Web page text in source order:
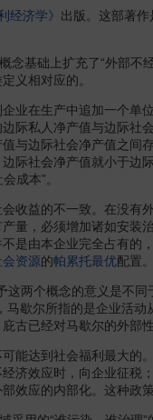
经济学》 出版。这部著
基础上扩充了“外部不
义相对应的。
在生产中追加一个单
际私人净产值与边际社
与边际社会净产值之间
际社会净产值就小于边
成本”。
收益的不一致。在没有
量，必须增加诸如安装
是由本企业完全占有的
会资源的帕累托最优配置。
两个概念的意义是不同
歇尔所指的是企业活
古已经对马歇尔的外部
可能达到社会福利最大的
济效应时，向企业征税
效应的内部化。这种政